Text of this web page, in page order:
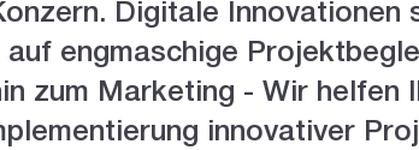
Digitale Innovationen
engmaschige
zum Marketing - Wir helfen
innovativer